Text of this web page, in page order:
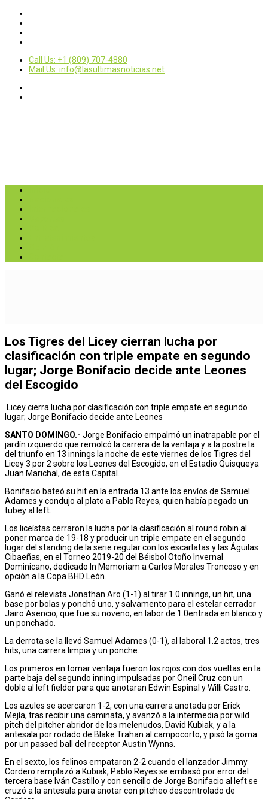
Call Us: +1 (809) 707-4880
Mail Us: info@lasultimasnoticias.net
Los Tigres del Licey cierran lucha por
clasificación con triple empate en segundo
lugar; Jorge Bonifacio decide ante Leones
del Escogido
Licey cierra lucha por clasificación con triple empate en segundo
lugar; Jorge Bonifacio decide ante Leones
SANTO DOMINGO.- Jorge Bonifacio empalmó un inatrapable por el
jardín izquierdo que remolcó la carrera de la ventaja y a la postre la
del triunfo en 13 innings la noche de este viernes de los Tigres del
Licey 3 por 2 sobre los Leones del Escogido, en el Estadio Quisqueya
Juan Marichal, de esta Capital.
Bonifacio bateó su hit en la entrada 13 ante los envíos de Samuel
Adames y condujo al plato a Pablo Reyes, quien había pegado un
tubey al left.
Los liceístas cerraron la lucha por la clasificación al round robin al
poner marca de 19-18 y producir un triple empate en el segundo
lugar del standing de la serie regular con los escarlatas y las Águilas
Cibaeñas, en el Torneo 2019-20 del Béisbol Otoño Invernal
Dominicano, dedicado In Memoriam a Carlos Morales Troncoso y en
opción a la Copa BHD León.
Ganó el relevista Jonathan Aro (1-1) al tirar 1.0 innings, un hit, una
base por bolas y ponchó uno, y salvamento para el estelar cerrador
Jairo Asencio, que fue su noveno, en labor de 1.0entrada en blanco y
un ponchado.
La derrota se la llevó Samuel Adames (0-1), al laboral 1.2 actos, tres
hits, una carrera limpia y un ponche.
Los primeros en tomar ventaja fueron los rojos con dos vueltas en la
parte baja del segundo inning impulsadas por Oneil Cruz con un
doble al left fielder para que anotaran Edwin Espinal y Willi Castro.
Los azules se acercaron 1-2, con una carrera anotada por Erick
Mejía, tras recibir una caminata, y avanzó a la intermedia por wild
pitch del pitcher abridor de los melenudos, David Kubiak, y a la
antesala por rodado de Blake Trahan al campocorto, y pisó la goma
por un passed ball del receptor Austin Wynns.
En el sexto, los felinos empataron 2-2 cuando el lanzador Jimmy
Cordero remplazó a Kubiak, Pablo Reyes se embasó por error del
tercera base Iván Castillo y con sencillo de Jorge Bonifacio al left se
cruzó a la antesala para anotar con pitcheo descontrolado de